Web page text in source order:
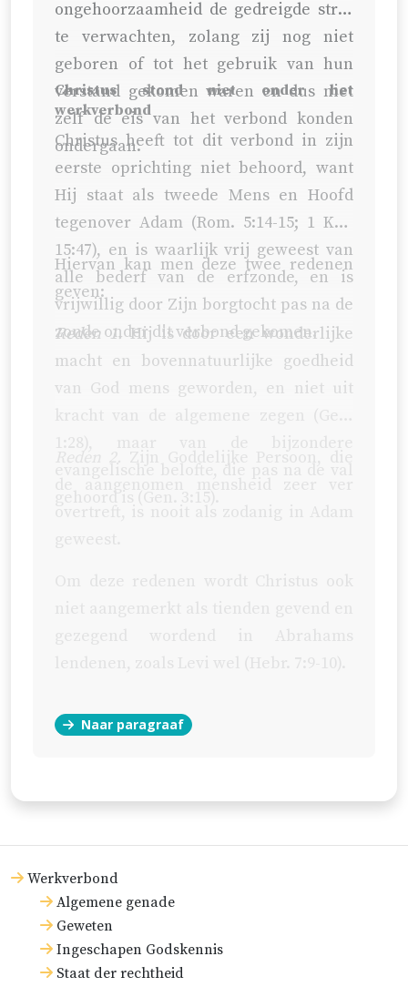
Werkverbond
Algemene genade
Geweten
Ingeschapen Godskennis
Staat der rechtheid
ongehoorzaamheid de gedreigde straf
te verwachten, zolang zij nog niet
geboren of tot het gebruik van hun
verstand gekomen waren en dus niet
zelf de eis van het verbond konden
ondergaan.
Christus stond niet onder het
werkverbond
Christus heeft tot dit verbond in zijn
eerste oprichting niet behoord, want
Hij staat als tweede Mens en Hoofd
tegenover Adam (Rom. 5:14-15; 1 Kor.
15:47), en is waarlijk vrij geweest van
alle bederf van de erfzonde, en is
vrijwillig door Zijn borgtocht pas na de
zonde onder dit verbond gekomen.
Hiervan kan men deze twee redenen
geven:
Reden 1.Hij is door een wonderlijke
macht en bovennatuurlijke goedheid
van God mens geworden, en niet uit
kracht van de algemene zegen (
Naar paragraaf